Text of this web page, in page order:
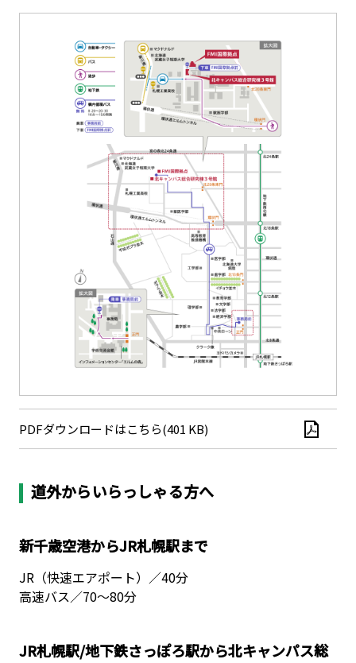
PDFダウンロードはこちら(401 KB)
道外からいらっしゃる方へ
新千歳空港からJR札幌駅まで
JR（快速エアポート）／40分
高速バス／70～80分
JR札幌駅/地下鉄さっぽろ駅から北キャンパス総